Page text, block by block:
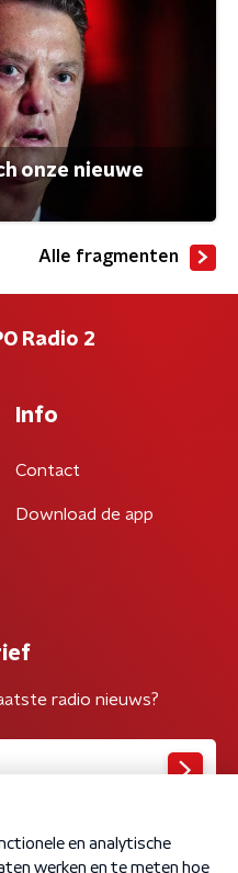
onze nieuwe
Alle fragmenten
Radio 2
Info
Contact
Download de app
radio nieuws?